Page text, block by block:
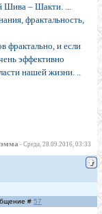
Шива – Шакти. ...
фрактальность,
фрактально, и если
эффективно
нашей жизни. ..
эмма - Среда, 28.09.2016, 03:33
# 57